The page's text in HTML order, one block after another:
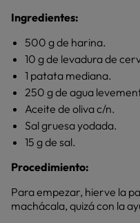
Ingredientes:
500 g de harina.
10 g de levadura de
1 patata mediana.
250 g de agua
Aceite de oliva c/n.
Sal gruesa yodada.
15 g de sal.
Procedimiento:
Para empezar, hierve la
machácala, quizá con la